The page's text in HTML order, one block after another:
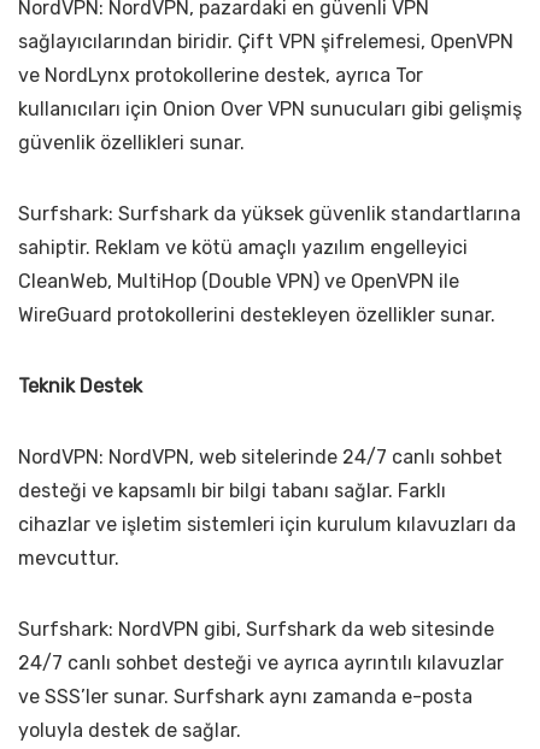
NordVPN: NordVPN, pazardaki en güvenli VPN
sağlayıcılarından biridir. Çift VPN şifrelemesi, OpenVPN
ve NordLynx protokollerine destek, ayrıca Tor
kullanıcıları için Onion Over VPN sunucuları gibi gelişmiş
güvenlik özellikleri sunar.
Surfshark: Surfshark da yüksek güvenlik standartlarına
sahiptir. Reklam ve kötü amaçlı yazılım engelleyici
CleanWeb, MultiHop (Double VPN) ve OpenVPN ile
WireGuard protokollerini destekleyen özellikler sunar.
Teknik Destek
NordVPN: NordVPN, web sitelerinde 24/7 canlı sohbet
desteği ve kapsamlı bir bilgi tabanı sağlar. Farklı
cihazlar ve işletim sistemleri için kurulum kılavuzları da
mevcuttur.
Surfshark: NordVPN gibi, Surfshark da web sitesinde
24/7 canlı sohbet desteği ve ayrıca ayrıntılı kılavuzlar
ve SSS’ler sunar. Surfshark aynı zamanda e-posta
yoluyla destek de sağlar.